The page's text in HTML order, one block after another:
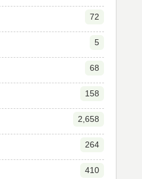
72
5
68
158
2,658
264
410